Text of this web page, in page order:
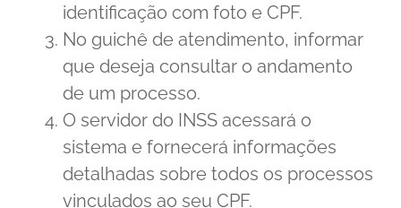
identificação com foto e CPF.
No guichê de atendimento, informar
que deseja consultar o andamento
de um processo.
O servidor do INSS acessará o
sistema e fornecerá informações
detalhadas sobre todos os processos
vinculados ao seu CPF.